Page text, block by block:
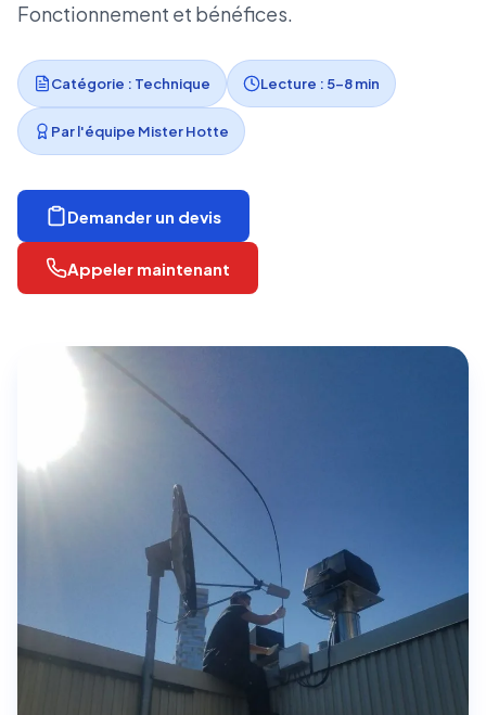
Fonctionnement et bénéfices.
Catégorie : Technique Lecture : 5-8 min
Par l'équipe Mister Hotte
Demander un devis
Appeler maintenant